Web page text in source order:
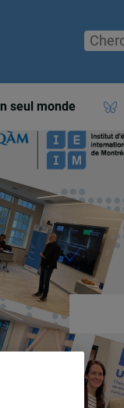
seul monde